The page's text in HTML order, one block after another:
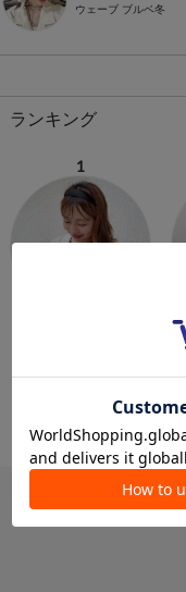
ウェーブ ブルベ冬
ランキング
1